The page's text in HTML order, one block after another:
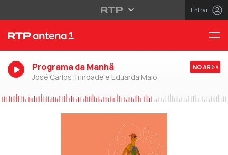
Entrar
Programa da Manhã
José Carlos Trindade e Eduarda Maio
NO AR